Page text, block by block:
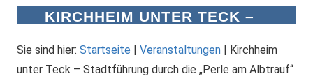
KIRCHHEIM UNTER TECK –
„PERLE AM ALBTRAUF“
Sie sind hier: Startseite | Veranstaltungen | Kirchheim
unter Teck – Stadtführung durch die „Perle am Albtrauf“